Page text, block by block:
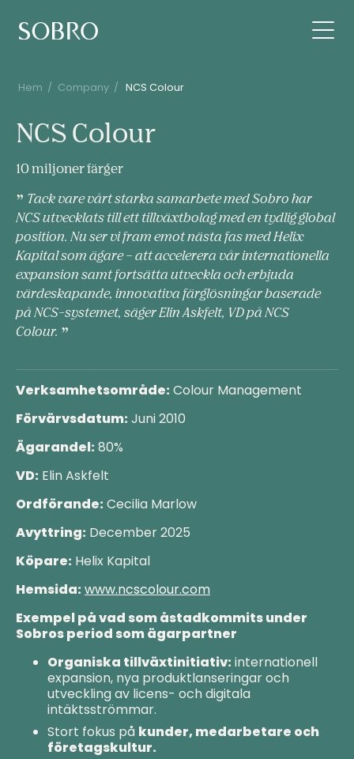
Hem / Company / NCS Colour
NCS ColourNCS
10 miljoner färger
Tack vare vårt starka samarbete medSobro har
NCS utvecklats till ett tillväxtbolag med en tydlig global
position. Nu ser vi fram emot nästa fas med Helix
Kapital som ägare – att accelerera vår internationella
expansion samt fortsätta utveckla och erbjuda
värdeskapande, innovativa färglösningar baserade
på NCS-systemet, säger Elin Askfelt, VD på NCS
Colour.
Verksamhetsområde: Colour Management
Förvärvsdatum: Juni 2010
Ägarandel: 80%
VD: Elin Askfelt
Ordförande: Cecilia Marlow
Avyttring: December 2025
Köpare: Helix Kapital
Hemsida: www.ncscolour.com
Exempel på vad som åstadkommits under
Sobrosperiod som ägarpartner
Organiska tillväxtinitiativ: internationell
expansion, nya produktlanseringar och
utveckling av licens- och digitala
intäktsströmmar.
Stort fokus på kunder, medarbetare och
företagskultur.